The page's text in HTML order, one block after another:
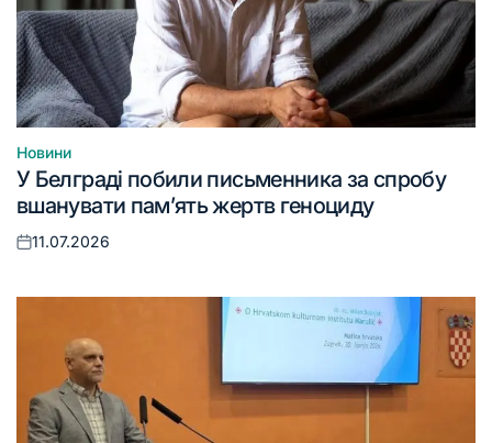
Опублікувати
у
Новини
У Белграді побили письменника за спробу
вшанувати пам’ять жертв геноциду
Оприлюднено
11.07.2026